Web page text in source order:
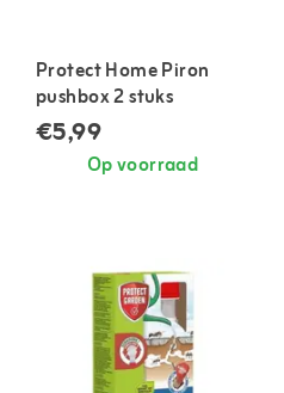
Protect Home Piron
pushbox 2 stuks
€5,99
Op voorraad